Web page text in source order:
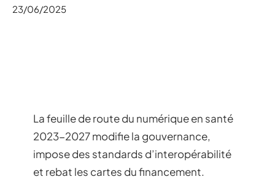
23/06/2025
La feuille de route du numérique en santé
2023-2027 modifie la gouvernance,
impose des standards d’interopérabilité
et rebat les cartes du financement.